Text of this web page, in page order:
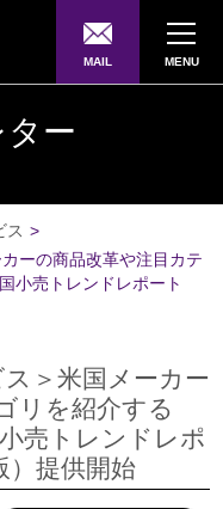
MAIL MENU
ー
ス >
ーの商品改革や注目カテ
小売トレンドレポート
＞米国メーカー
リを紹介する
売トレンドレポ
）提供開始